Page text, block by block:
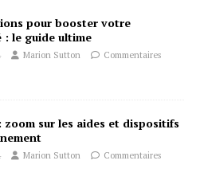
pour booster votre
le guide ultime
Marion Sutton
Commentaires
zoom sur les aides et dispositifs
Marion Sutton
Commentaires